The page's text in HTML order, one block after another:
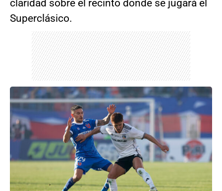
claridad sobre el recinto donde se jugará el
Superclásico.